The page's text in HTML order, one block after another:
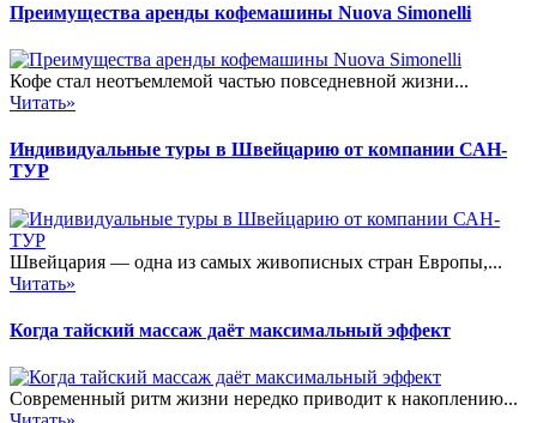
Преимущества аренды кофемашины Nuova Simonelli
Кофе стал неотъемлемой частью повседневной жизни...
Читать»
Индивидуальные туры в Швейцарию от компании САН-
ТУР
Швейцария — одна из самых живописных стран Европы,...
Читать»
Когда тайский массаж даёт максимальный эффект
Современный ритм жизни нередко приводит к накоплению...